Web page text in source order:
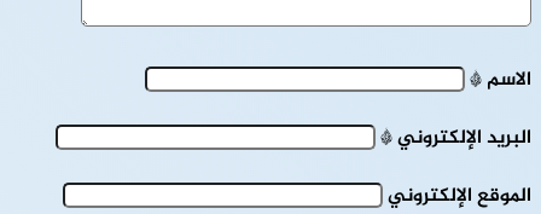
الاسم*
البريد الإلكتروني*
الموقع الإلكتروني